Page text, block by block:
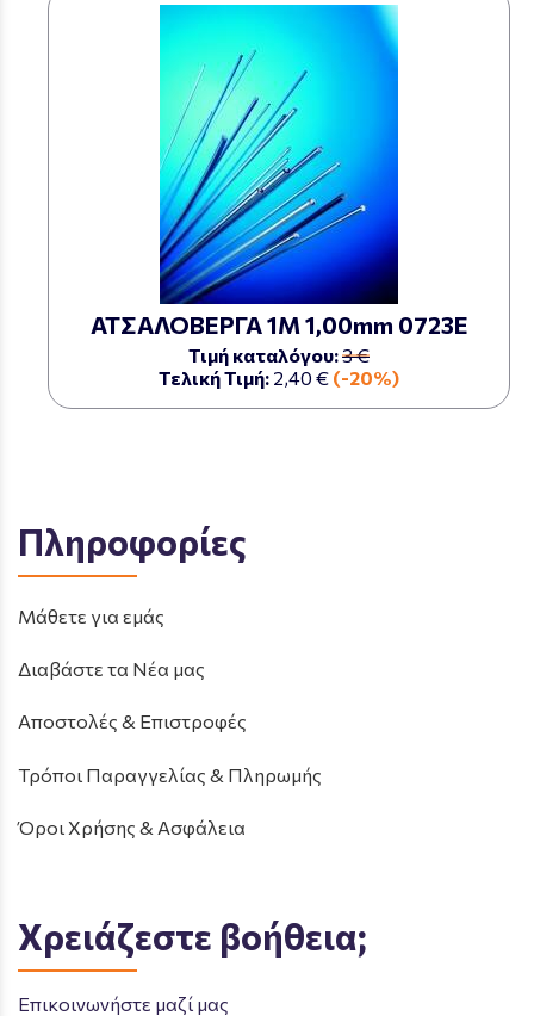
ΑΤΣΑΛΟΒΕΡΓΑ 1Μ 1,00mm 0723Ε
Τιμή καταλόγου:3 €
Τελική Τιμή: 2,40 € (-20%)
Πληροφορίες
Μάθετε για εμάς
Διαβάστε τα Νέα μας
Αποστολές & Επιστροφές
Τρόποι Παραγγελίας & Πληρωμής
Όροι Χρήσης & Ασφάλεια
Χρειάζεστε βοήθεια;
Επικοινωνήστε μαζί μας